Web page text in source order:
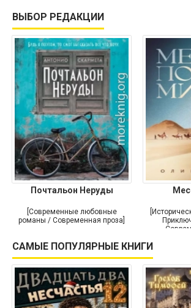
ВЫБОР РЕДАКЦИИ
Почтальон Неруды
[Современные любовные
романы / Современная проза]
САМЫЕ ПОПУЛЯРНЫЕ КНИГИ